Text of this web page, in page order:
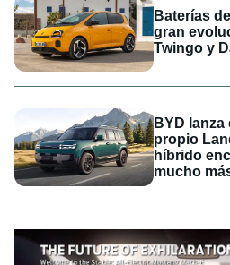
Baterías
gran
Twingo y
BYD
propio
híbrido
mucho